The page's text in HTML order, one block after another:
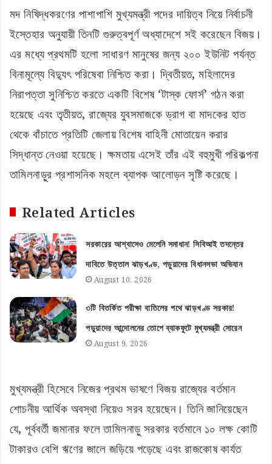
মদ নিষিদ্ধকরণের পাশাপাশি মুখ্যমন্ত্রী পদের দায়িত্ব নিয়ে নির্বাচনী
ইস্তেহার অনুযায়ী তিনটি গুরুত্বপূর্ণ অধ্যাদেশে সই করেছেন বিজয়।
এর মধ্যে প্রথমটি হলো সাধারণ মানুষের জন্য ২০০ ইউনিট পর্যন্ত
বিনামূল্যে বিদ্যুৎ পরিষেবা নিশ্চিত করা। দ্বিতীয়ত, মহিলাদের
নিরাপত্তা সুনিশ্চিত করতে একটি বিশেষ ‘টাস্ক ফোর্স’ গঠন করা
হয়েছে এবং তৃতীয়ত, রাজ্যের যুবসমাজকে ড্রাগ বা মাদকের হাত
থেকে বাঁচাতে প্রতিটি জেলায় বিশেষ বাহিনী মোতায়েন করার
সিদ্ধান্ত নেওয়া হয়েছে। ক্ষমতায় এসেই তাঁর এই বহুমুখী পরিকল্পনা
তামিলনাড়ুর প্রশাসনিক মহলে ব্যাপক আলোড়ন সৃষ্টি করেছে।
Related Articles
সরকারের আশ্বাসেও মেলেনি সমাধান! সিবিআই তদন্তের
দাবিতে উত্তাল ঝাড়খণ্ড, পড়ুয়াদের বিধানসভা অভিযান
August 10, 2026
৩টি বিতর্কিত পরীক্ষা বাতিলের পথে ঝাড়খণ্ড সরকার!
পড়ুয়াদের আন্দোলনের তোপে ব্যাকফুটে মুখ্যমন্ত্রী সোরেন
August 9, 2026
মুখ্যমন্ত্রী হিসেবে নিজের প্রথম ভাষণে বিজয় রাজ্যের বর্তমান
শোচনীয় আর্থিক অবস্থা নিয়েও সরব হয়েছেন। তিনি জানিয়েছেন
যে, পূর্ববর্তী জমানার ফলে তামিলনাড়ু সরকার বর্তমানে ১০ লক্ষ কোটি
টাকারও বেশি ঋণের জালে জড়িয়ে পড়েছে এবং রাজকোষ কার্যত